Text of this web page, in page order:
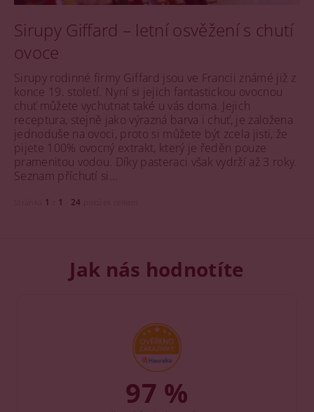
Sirupy Giffard – letní osvěžení s chutí
ovoce
Sirupy rodinné firmy Giffard jsou ve Francii známé již z
konce 19. století. Nyní si jejich fantastickou ovocnou
chuť můžete vychutnat také u vás doma. Jejich
receptura, stejně jako výrazná barva i chuť, je založena
jednoduše na ovoci, proto si můžete být zcela jisti, že
pijete 100% ovocný extrakt, který je ředěn pouze
pramenitou vodou. Díky pasteraci však vydrží až 3 roky.
Seznam příchutí si...
1 1 24
Jak nás hodnotíte
97 %